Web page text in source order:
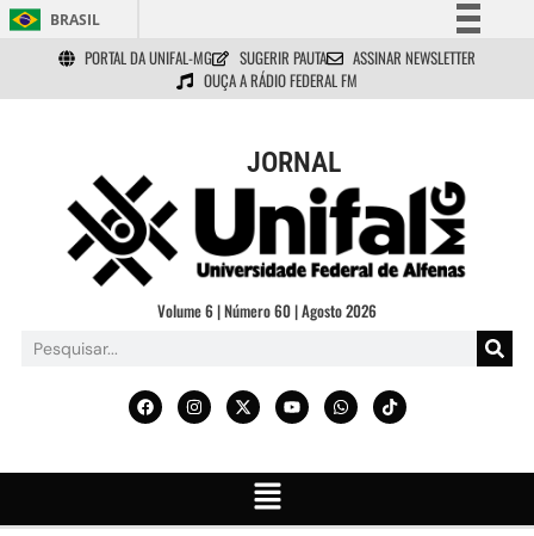
BRASIL
Simplifique!
Comunica BR
Acesso à informação
Legislação
Canais
PORTAL DA UNIFAL-MG SUGERIR PAUTA
ASSINAR NEWSLETTER
OUÇA A RÁDIO FEDERAL FM
JORNAL
Volume 6 | Número 60 | Agosto 2026